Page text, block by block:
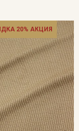
20% АКЦИЯ